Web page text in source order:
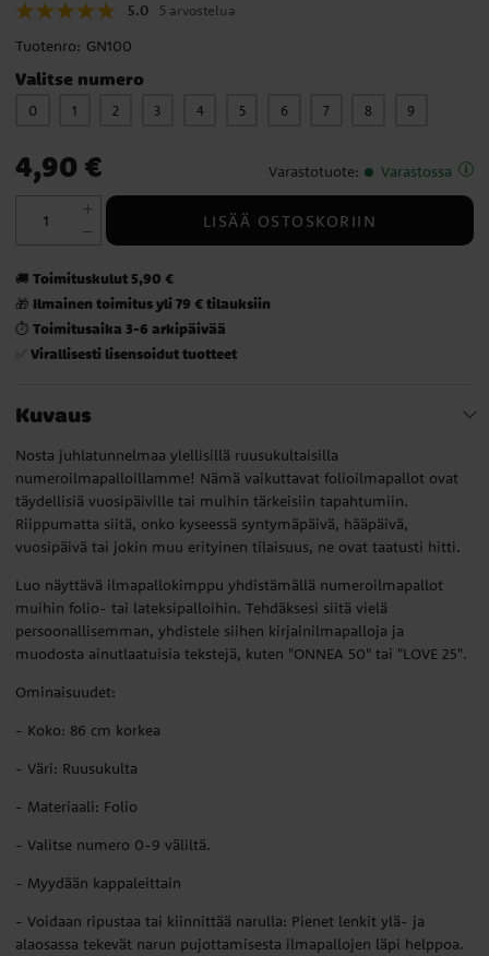
5.0 5 arvostelua
Tuotenro: GN100
Valitse numero
0 1 2 3 4 5 6 7 8 9
Hinta:4,90 €
4,90 € Varastotuote: Varastossa
LISÄÄ OSTOSKORIIN
🚚 Toimituskulut 5,90 €
🎁 Ilmainen toimitus yli 79 € tilauksiin
⏱️ Toimitusaika 3-6 arkipäivää
✅ Virallisesti lisensoidut tuotteet
Kuvaus
Nosta juhlatunnelmaa ylellisillä ruusukultaisilla
numeroilmapalloillamme! Nämä vaikuttavat folioilmapallot ovat
täydellisiä vuosipäiville tai muihin tärkeisiin tapahtumiin.
Riippumatta siitä, onko kyseessä syntymäpäivä, hääpäivä,
vuosipäivä tai jokin muu erityinen tilaisuus, ne ovat taatusti hitti.
Luo näyttävä ilmapallokimppu yhdistämällä numeroilmapallot
muihin folio- tai lateksipalloihin. Tehdäksesi siitä vielä
persoonallisemman, yhdistele siihen kirjainilmapalloja ja
muodosta ainutlaatuisia tekstejä, kuten "ONNEA 50" tai "LOVE 25".
Ominaisuudet:
- Koko: 86 cm korkea
- Väri: Ruusukulta
- Materiaali: Folio
- Valitse numero 0-9 väliltä.
- Myydään kappaleittain
- Voidaan ripustaa tai kiinnittää narulla: Pienet lenkit ylä- ja
alaosassa tekevät narun pujottamisesta ilmapallojen läpi helppoa.